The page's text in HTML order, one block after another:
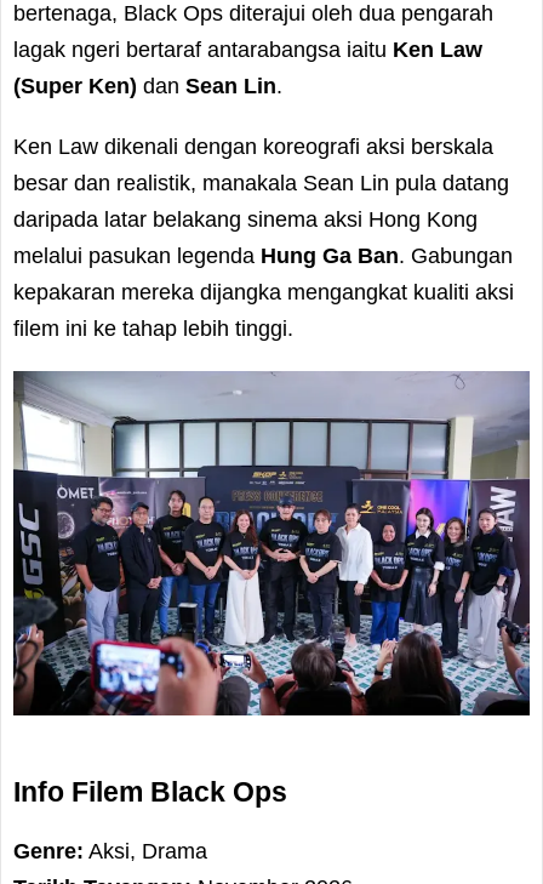
bertenaga, Black Ops diterajui oleh dua pengarah
lagak ngeri bertaraf antarabangsa iaitu Ken Law
(Super Ken) dan Sean Lin.
Ken Law dikenali dengan koreografi aksi berskala
besar dan realistik, manakala Sean Lin pula datang
daripada latar belakang sinema aksi Hong Kong
melalui pasukan legenda Hung Ga Ban. Gabungan
kepakaran mereka dijangka mengangkat kualiti aksi
filem ini ke tahap lebih tinggi.
Info Filem Black Ops
Genre: Aksi, Drama